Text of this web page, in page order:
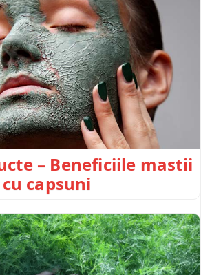
– Beneficiile mastii
cu capsuni